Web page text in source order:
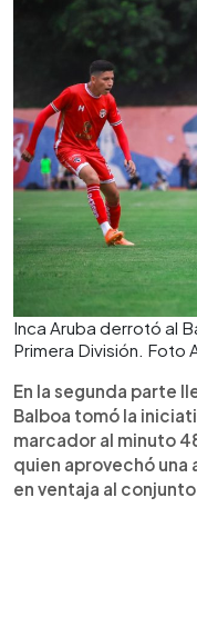
Inca Aruba derrotó al
Primera División. Foto
En la segunda parte
Balboa tomó la
marcador al minuto
quien aprovechó
en ventaja al